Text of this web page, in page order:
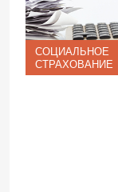
СОЦИАЛЬНОЕ
СТРАХОВАНИЕ